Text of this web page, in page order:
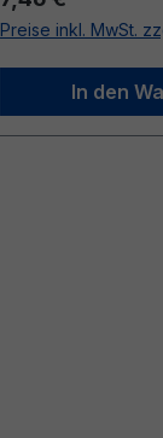
Preise inkl. MwSt.
In den